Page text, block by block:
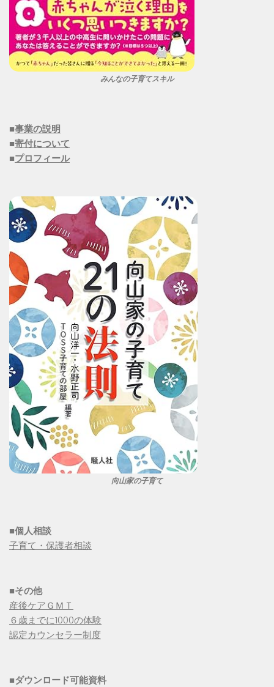
みんなの子育てスキル
■事業の説明
■寄付について
■プロフィール
向山家の子育て
■個人相談
子育て・保護者相談
■その他
産後ケアＧＭＴ
６歳までに1000の体験
認定カウンセラー制度
■ダウンロード可能資料